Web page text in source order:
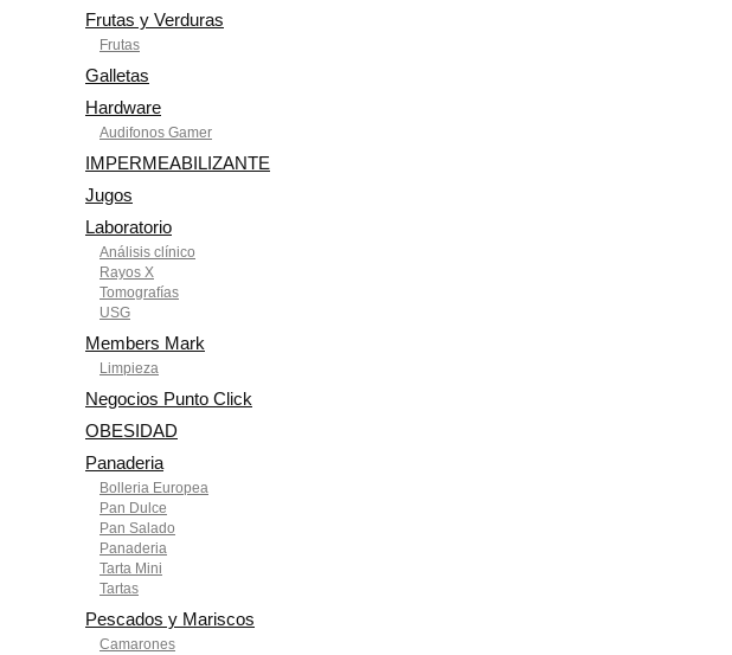
Frutas y Verduras
Frutas
Galletas
Hardware
Audifonos Gamer
IMPERMEABILIZANTE
Jugos
Laboratorio
Análisis clínico
Rayos X
Tomografías
USG
Members Mark
Limpieza
Negocios Punto Click
OBESIDAD
Panaderia
Bolleria Europea
Pan Dulce
Pan Salado
Panaderia
Tarta Mini
Tartas
Pescados y Mariscos
Camarones